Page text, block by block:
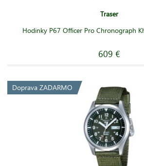
Traser
Hodinky P67 Officer Pro Chronograph
609 €
Doprava ZADARMO